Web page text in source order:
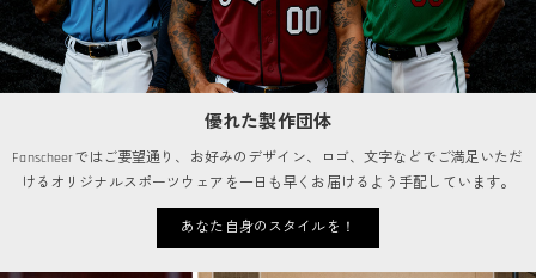
優れた製作団体
Fanscheerではご要望通り、お好みのデザイン、ロゴ、文字などでご満足いただ
けるオリジナルスポーツウェアを一日も早くお届けるよう手配しています。
あなた自身のスタイルを！